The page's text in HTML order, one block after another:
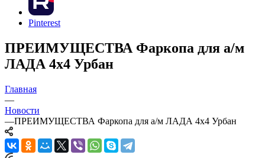
Pinterest
ПРЕИМУЩЕСТВА Фаркопа для а/м
ЛАДА 4х4 Урбан
Главная
—
Новости
—ПРЕИМУЩЕСТВА Фаркопа для а/м ЛАДА 4х4 Урбан